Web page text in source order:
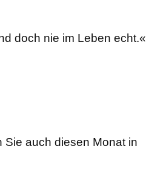
doch nie im Leben echt.«
Sie auch diesen Monat in